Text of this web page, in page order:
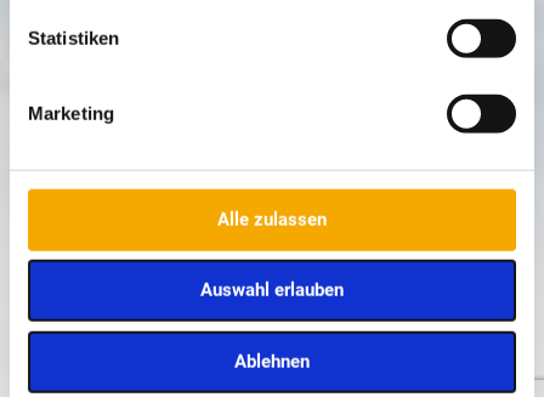
Statistiken
Marketing
Alle zulassen
Auswahl erlauben
Ablehnen